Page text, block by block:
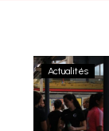
Actualités